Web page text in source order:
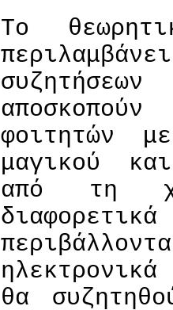
Το
φοιτητών
μαγικού
από τη
θα